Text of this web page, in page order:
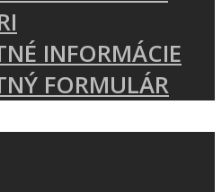
INFORMÁCIE
FORMULÁR